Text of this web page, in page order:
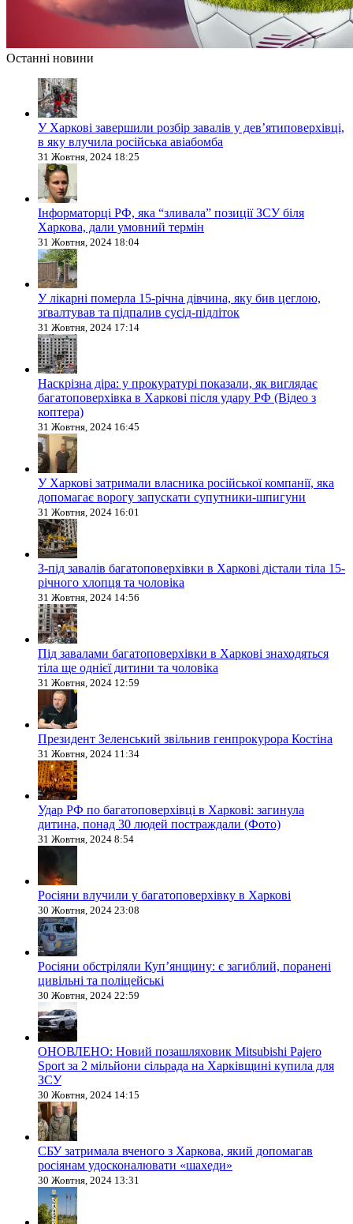
Останні новини
У Харкові завершили розбір завалів у дев’ятиповерхівці,
в яку влучила російська авіабомба
31 Жовтня, 2024 18:25
Інформаторці РФ, яка “зливала” позиції ЗСУ біля
Харкова, дали умовний термін
31 Жовтня, 2024 18:04
У лікарні померла 15-річна дівчина, яку бив цеглою,
зґвалтував та підпалив сусід-підліток
31 Жовтня, 2024 17:14
Наскрізна діра: у прокуратурі показали, як виглядає
багатоповерхівка в Харкові після удару РФ (Відео з
коптера)
31 Жовтня, 2024 16:45
У Харкові затримали власника російської компанії, яка
допомагає ворогу запускати супутники-шпигуни
31 Жовтня, 2024 16:01
З-під завалів багатоповерхівки в Харкові дістали тіла 15-
річного хлопця та чоловіка
31 Жовтня, 2024 14:56
Під завалами багатоповерхівки в Харкові знаходяться
тіла ще однієї дитини та чоловіка
31 Жовтня, 2024 12:59
Президент Зеленський звільнив генпрокурора Костіна
31 Жовтня, 2024 11:34
Удар РФ по багатоповерхівці в Харкові: загинула
дитина, понад 30 людей постраждали (Фото)
31 Жовтня, 2024 8:54
Росіяни влучили у багатоповерхівку в Харкові
30 Жовтня, 2024 23:08
Росіяни обстріляли Купʼянщину: є загиблий, поранені
цивільні та поліцейські
30 Жовтня, 2024 22:59
ОНОВЛЕНО: Новий позашляховик Mitsubishi Pajero
Sport за 2 мільйони сільрада на Харківщині купила для
ЗСУ
30 Жовтня, 2024 14:15
СБУ затримала вченого з Харкова, який допомагав
росіянам удосконалювати «шахеди»
30 Жовтня, 2024 13:31